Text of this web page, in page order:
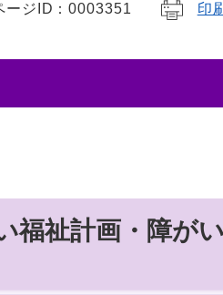
ージID：0003351 印
福祉計画・障が